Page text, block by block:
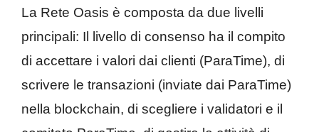
La Rete Oasis è composta da due livelli
principali: Il livello di consenso ha il compito
di accettare i valori dai clienti (ParaTime), di
scrivere le transazioni (inviate dai ParaTime)
nella blockchain, di scegliere i validatori e il